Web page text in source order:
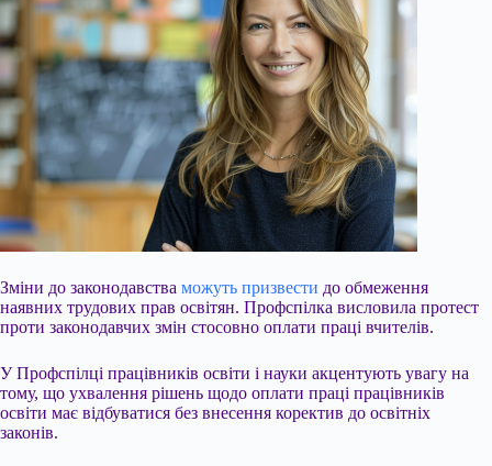
Зміни до законодавства можуть призвести до обмеження
наявних трудових прав освітян. Профспілка висловила протест
проти законодавчих змін стосовно оплати праці вчителів.
У Профспілці працівників освіти і науки акцентують увагу на
тому, що ухвалення рішень щодо оплати праці працівників
освіти має відбуватися без внесення коректив до освітніх
законів.